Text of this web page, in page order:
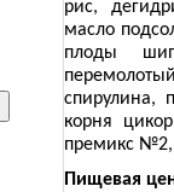
рис,
масло
плоды
спирулина,
корня
премикс №2,
Пищевая